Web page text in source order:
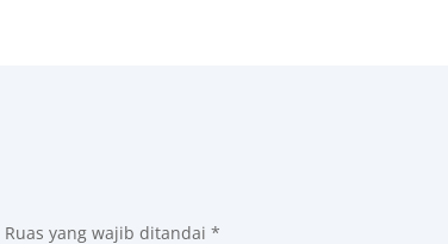
Ruas yang wajib ditandai*